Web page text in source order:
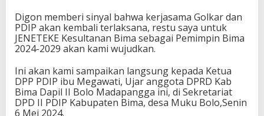
Digon memberi sinyal bahwa kerjasama Golkar dan
PDIP akan kembali terlaksana, restu saya untuk
JENETEKE Kesultanan Bima sebagai Pemimpin Bima
2024-2029 akan kami wujudkan.
Ini akan kami sampaikan langsung kepada Ketua
DPP PDIP ibu Megawati, Ujar anggota DPRD Kab
Bima Dapil II Bolo Madapangga ini, di Sekretariat
DPD II PDIP Kabupaten Bima, desa Muku Bolo,Senin
6 Mei 2024.